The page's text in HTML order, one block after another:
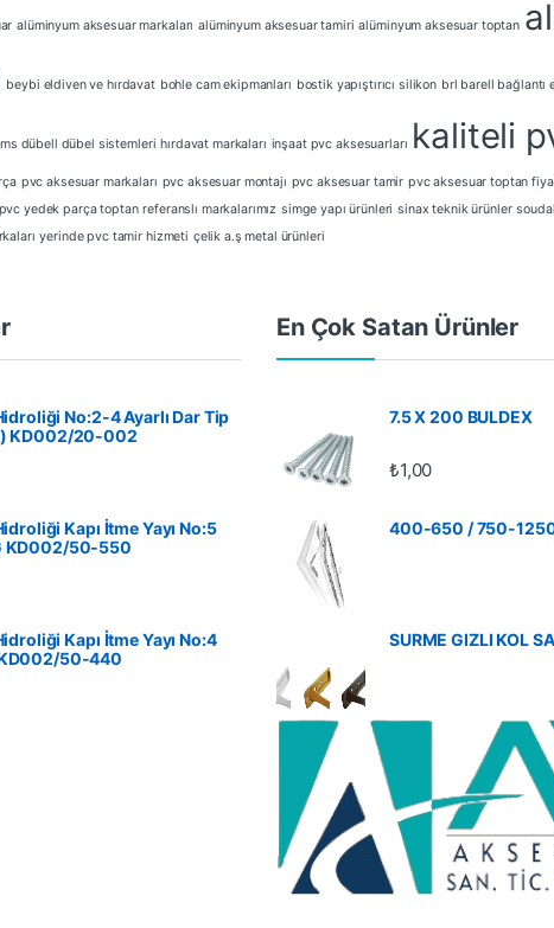
alüminyum aksesuar markaları alüminyum aksesuar tamiri alüminyum aksesuar toptan
beybi eldiven ve hırdavat bohle cam ekipmanları bostik yapıştırıcı silikon brl barell bağlantı
dübell dübel sistemleri hırdavat markaları inşaat pvc aksesuarları kaliteli
pvc aksesuar markaları pvc aksesuar montajı pvc aksesuar tamir pvc aksesuar toptan
pvc yedek parça toptan referanslı markalarımız simge yapı ürünleri sinax teknik ürünler
yerinde pvc tamir hizmeti çelik a.ş metal ürünleri
No:2-4 Ayarlı Dar Tip
KD002/20-002
Kapı İtme Yayı No:5
‎KD002/50-550
Kapı İtme Yayı No:4
50-440
En Çok Satan Ürünler
7.5 X 200 BULDEX
₺1,00
400-650 / 750-1250
SURME GIZLI KOL